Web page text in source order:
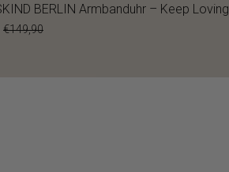
BERLIN Armbanduhr – Keep Loving
€149,90